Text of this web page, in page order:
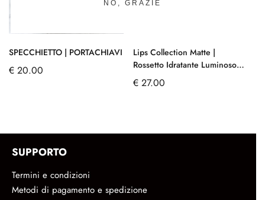
SPECCHIETTO | PORTACHIAVI
€ 20.00
Lips Collection Matte |
Rossetto Idratante Luminoso
Matt
€27.00
SUPPORTO
Termini e condizioni
Metodi di pagamento e spedizione
NO, GRAZIE